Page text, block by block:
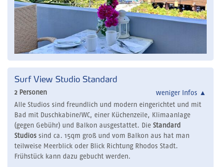
Surf View Studio Standard
2 Personen weniger Infos ▲
Alle Studios sind freundlich und modern eingerichtet und mit
Bad mit Duschkabine/WC, einer Küchenzeile, Klimaanlage
(gegen Gebühr) und Balkon ausgestattet. Die Standard
Studios sind ca. 15qm groß und vom Balkon aus hat man
teilweise Meerblick oder Blick Richtung Rhodos Stadt.
Frühstück kann dazu gebucht werden.